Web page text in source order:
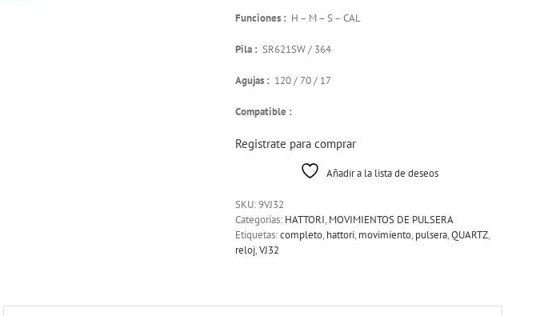
Funciones : H – M – S – CAL
Pila : SR621SW / 364
Agujas : 120 / 70 / 17
Compatible :
Registrate para comprar
Añadir a la lista de deseos
SKU:9VJ32
Categorías: HATTORI, MOVIMIENTOS DE PULSERA
Etiquetas:completo, hattori, movimiento, pulsera,QUARTZ,
reloj,VJ32